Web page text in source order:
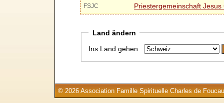
FSJC Priestergemeinschaft Jesus
Land ändern
Ins Land gehen :
© 2026 Association Famille Spirituelle Charles de